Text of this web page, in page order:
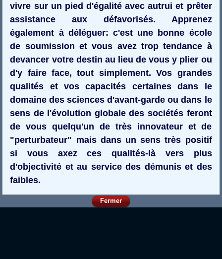
vivre sur un pied d'égalité avec autrui et prêter
assistance aux défavorisés. Apprenez
également à déléguer: c'est une bonne école
de soumission et vous avez trop tendance à
devancer votre destin au lieu de vous y plier ou
d'y faire face, tout simplement. Vos grandes
qualités et vos capacités certaines dans le
domaine des sciences d'avant-garde ou dans le
sens de l'évolution globale des sociétés feront
de vous quelqu'un de très innovateur et de
"perturbateur" mais dans un sens très positif
si vous axez ces qualités-là vers plus
d'objectivité et au service des démunis et des
faibles.